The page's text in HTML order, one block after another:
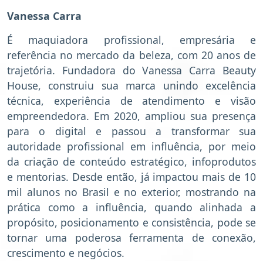
Vanessa Carra
É maquiadora profissional, empresária e
referência no mercado da beleza, com 20 anos de
trajetória. Fundadora do Vanessa Carra Beauty
House, construiu sua marca unindo excelência
técnica, experiência de atendimento e visão
empreendedora. Em 2020, ampliou sua presença
para o digital e passou a transformar sua
autoridade profissional em influência, por meio
da criação de conteúdo estratégico, infoprodutos
e mentorias. Desde então, já impactou mais de 10
mil alunos no Brasil e no exterior, mostrando na
prática como a influência, quando alinhada a
propósito, posicionamento e consistência, pode se
tornar uma poderosa ferramenta de conexão,
crescimento e negócios.